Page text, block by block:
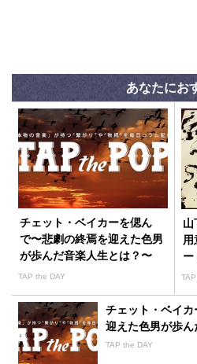
あなたにお
チェット・ベイカーを偲ん
で〜悲劇の終焉を迎えた色男
が歩んだ音楽人生とは？〜
TAP the DAY
山
用
ー
チェット・ベイ
迎えた色男が歩ん
TAP the DAY